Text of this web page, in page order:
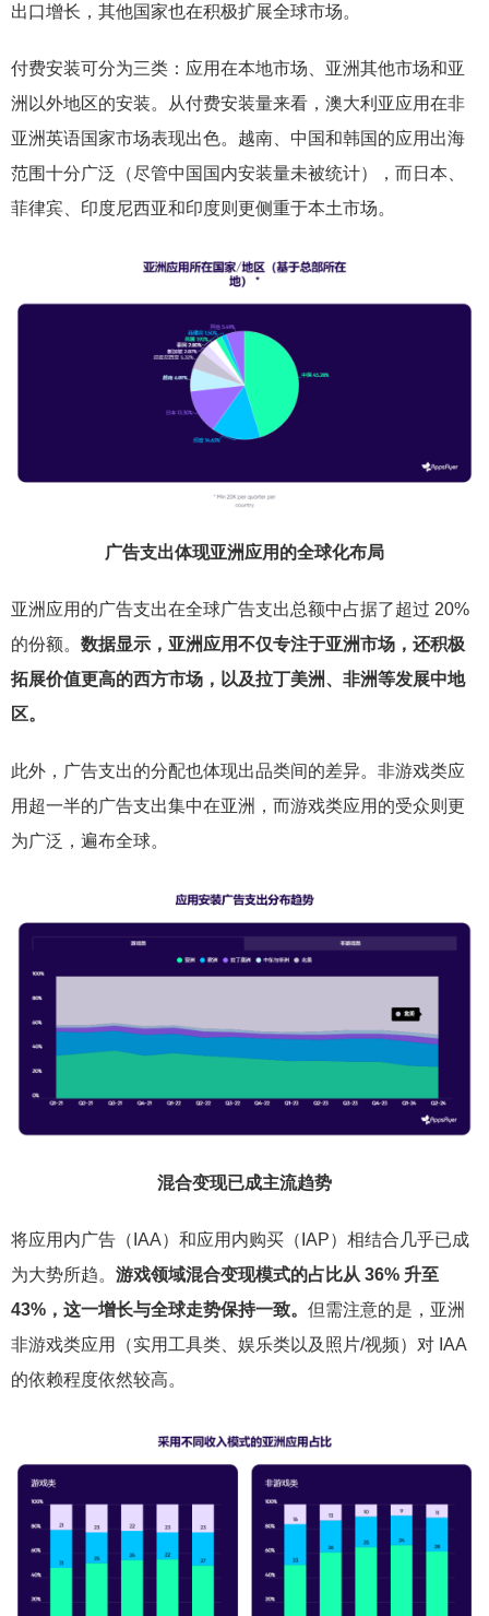
出口增长，其他国家也在积极扩展全球市场。
付费安装可分为三类：应用在本地市场、亚洲其他市场和亚
洲以外地区的安装。从付费安装量来看，澳大利亚应用在非
亚洲英语国家市场表现出色。越南、中国和韩国的应用出海
范围十分广泛（尽管中国国内安装量未被统计），而日本、
菲律宾、印度尼西亚和印度则更侧重于本土市场。
广告支出体现亚洲应用的全球化布局
亚洲应用的广告支出在全球广告支出总额中占据了超过 20%
的份额。 数据显示，亚洲应用不仅专注于亚洲市场，还积极
拓展价值更高的西方市场，以及拉丁美洲、非洲等发展中地
区。
此外，广告支出的分配也体现出品类间的差异。非游戏类应
用超一半的广告支出集中在亚洲，而游戏类应用的受众则更
为广泛，遍布全球。
混合变现已成主流趋势
将应用内广告（IAA）和应用内购买（IAP）相结合几乎已成
为大势所趋。 游戏领域混合变现模式的占比从 36% 升至
43%，这一增长与全球走势保持一致。 但需注意的是，亚洲
非游戏类应用（实用工具类、娱乐类以及照片/视频）对 IAA
的依赖程度依然较高。